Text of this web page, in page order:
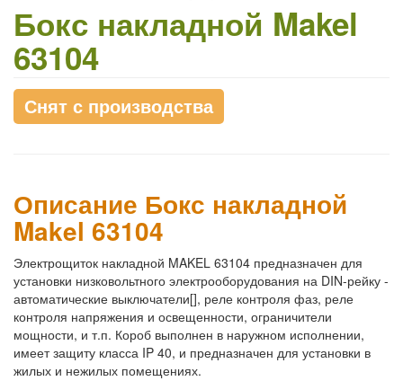
Бокс накладной Makel
63104
Снят с производства
Описание Бокс накладной
Makel 63104
Электрощиток накладной MAKEL 63104 предназначен для
установки низковольтного электрооборудования на DIN-рейку -
автоматические выключатели[], реле контроля фаз, реле
контроля напряжения и освещенности, ограничители
мощности, и т.п. Короб выполнен в наружном исполнении,
имеет защиту класса IP 40, и предназначен для установки в
жилых и нежилых помещениях.